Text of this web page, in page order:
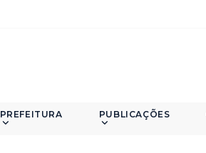
PREFEITURA PUBLICAÇÕES